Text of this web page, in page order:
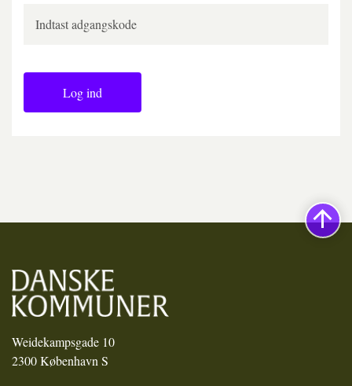
Log ind
Weidekampsgade 10
2300 København S